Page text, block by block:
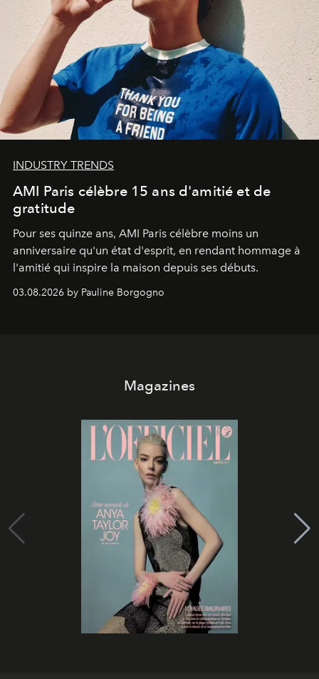
INDUSTRY TRENDS
AMI Paris célèbre 15 ans d'amitié et de
gratitude
Pour ses quinze ans, AMI Paris célèbre moins un
anniversaire qu'un état d'esprit, en rendant hommage à
l'amitié qui inspire la maison depuis ses débuts.
03.08.2026 by Pauline Borgogno
Magazines